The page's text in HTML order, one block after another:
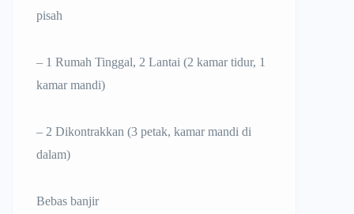
pisah
– 1 Rumah Tinggal, 2 Lantai (2 kamar tidur, 1
kamar mandi)
– 2 Dikontrakkan (3 petak, kamar mandi di
dalam)
Bebas banjir